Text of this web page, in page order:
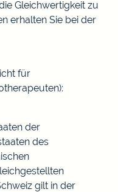
Gleichwertigkeit zu
erhalten Sie bei der
für
der
des
gilt in der